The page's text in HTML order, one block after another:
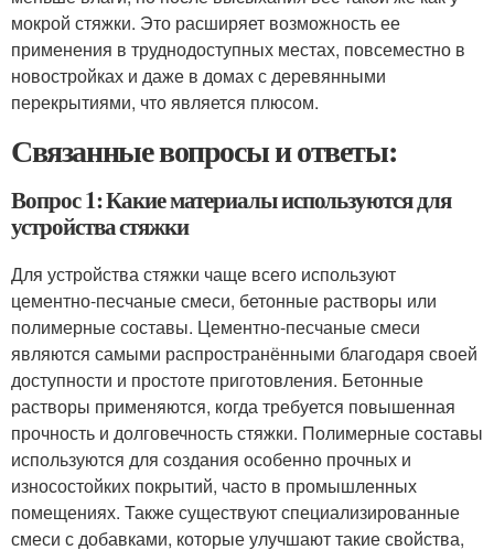
мокрой стяжки. Это расширяет возможность ее
применения в труднодоступных местах, повсеместно в
новостройках и даже в домах с деревянными
перекрытиями, что является плюсом.
Связанные вопросы и ответы:
Вопрос 1: Какие материалы используются для
устройства стяжки
Для устройства стяжки чаще всего используют
цементно-песчаные смеси, бетонные растворы или
полимерные составы. Цементно-песчаные смеси
являются самыми распространёнными благодаря своей
доступности и простоте приготовления. Бетонные
растворы применяются, когда требуется повышенная
прочность и долговечность стяжки. Полимерные составы
используются для создания особенно прочных и
износостойких покрытий, часто в промышленных
помещениях. Также существуют специализированные
смеси с добавками, которые улучшают такие свойства,